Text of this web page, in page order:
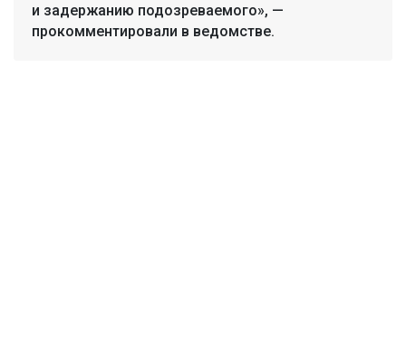
и задержанию подозреваемого», —
прокомментировали в ведомстве.